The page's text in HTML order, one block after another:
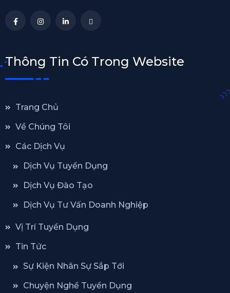
Thông Tin Có Trong Website
Trang Chủ
Về Chúng Tôi
Các Dịch Vụ
Dịch Vụ Tuyển Dụng
Dịch Vụ Đào Tạo
Dịch Vụ Tư Vấn Doanh Nghiệp
Vị Trí Tuyển Dụng
Tin Tức
Sự Kiện Nhân Sự Sắp Tới
Chuyện Nghề Tuyển Dụng